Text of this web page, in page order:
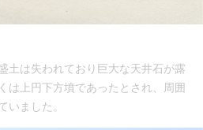
土は失われており巨大な天井石が露
は上円下方墳であったとされ、周囲
いました。